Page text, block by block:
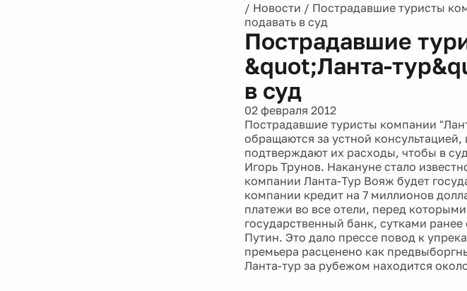
/ Новости / Пострадавшие туристы
подавать в суд
Пострадавшие
&quot;Ланта-
в суд
02 февраля 2012
Пострадавшие туристы компании
обращаются за устной
подтверждают их расходы, чтобы в
Игорь Трунов. Накануне стало
компании Ланта-Тур Вояж будет
компании кредит на 7 миллионов
платежи во все отели, перед
государственный банк, сутками
Путин. Это дало прессе повод к
премьера расценено как
Ланта-тур за рубежом находится